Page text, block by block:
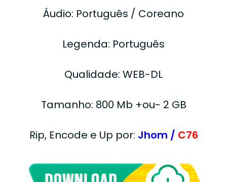
Áudio: Português / Coreano
Legenda: Português
Qualidade: WEB-DL
Tamanho: 800 Mb +ou- 2 GB
Rip, Encode e Up por: Jhom / C76